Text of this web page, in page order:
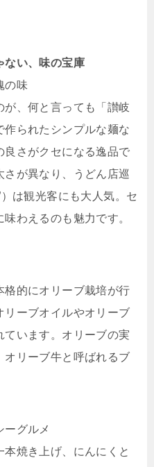
ない、味の宝庫
の味
、何と言っても「讃岐
作られたシンプルな麺な
良さがクセになる逸品で
が異なり、うどん店巡
は観光客にも大人気。セ
わえるのも魅力です。
的にオリーブ栽培が行
リーブオイルやオリーブ
います。オリーブの実
オリーブ牛と呼ばれるブ
ーグルメ
焼き上げ、にんにくと